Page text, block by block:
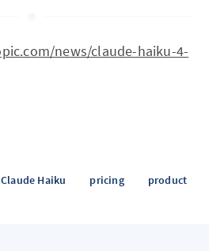
news/claude-haiku-4-
Claude Haiku pricing product